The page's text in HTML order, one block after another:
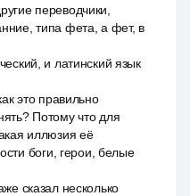
переводчики,
типа фета, а фет, в
и латинский язык
это правильно
Потому что для
иллюзия её
боги, герои, белые
сказал несколько